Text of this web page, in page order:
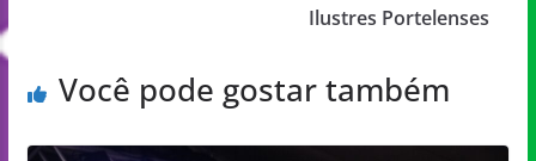
Ilustres Portelenses
Você pode gostar também